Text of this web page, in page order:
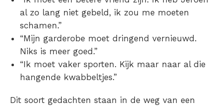
al zo lang niet gebeld, ik zou me moeten
schamen.”
“Mijn garderobe moet dringend vernieuwd.
Niks is meer goed.”
“Ik moet vaker sporten. Kijk maar naar al die
hangende kwabbeltjes.”
Dit soort gedachten staan in de weg van een